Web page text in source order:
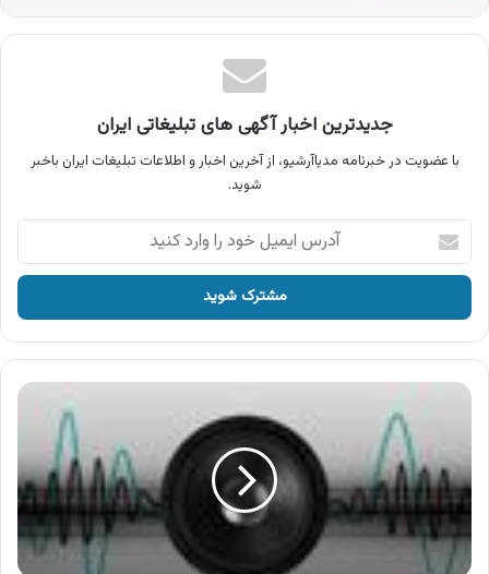
جدیدترین اخبار آگهی های تبلیغاتی ایران
با عضویت در خبرنامه مدیاآرشیو، از آخرین اخبار و اطلاعات تبلیغات ایران باخبر
شوید.
آدرس
ایمیل
خود
وارد
کنید
آگهی
گیلان
،
دستکش
لبه
دار